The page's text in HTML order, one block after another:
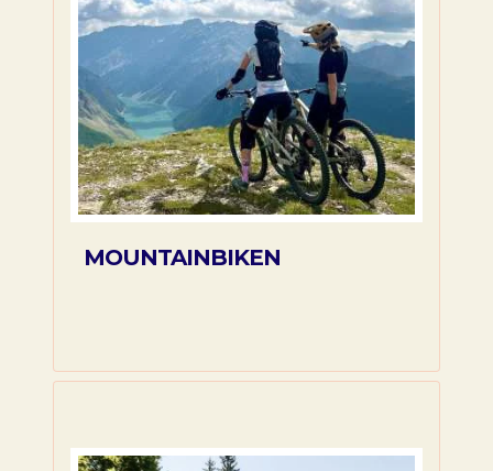
MOUNTAINBIKEN